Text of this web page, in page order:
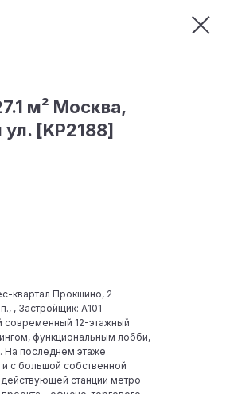
м² Москва,
[KP2188]
квартал Прокшино, 2
, Застройщик: А101
современный 12-этажный
функциональным лобби,
На последнем этаже
с большой собственной
станции метро